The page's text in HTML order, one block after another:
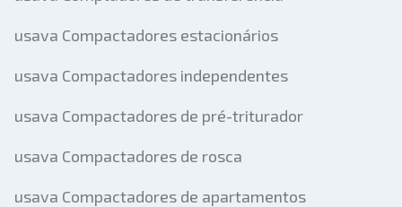
usava Compactadores estacionários
usava Compactadores independentes
usava Compactadores de pré-triturador
usava Compactadores de rosca
usava Compactadores de apartamentos